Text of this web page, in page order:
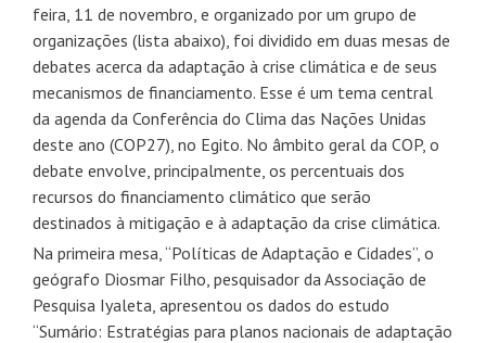
feira, 11 de novembro, e organizado por um grupo de
organizações (lista abaixo), foi dividido em duas mesas de
debates acerca da adaptação à crise climática e de seus
mecanismos de financiamento. Esse é um tema central
da agenda da Conferência do Clima das Nações Unidas
deste ano (COP27), no Egito. No âmbito geral da COP, o
debate envolve, principalmente, os percentuais dos
recursos do financiamento climático que serão
destinados à mitigação e à adaptação da crise climática.
Na primeira mesa, “Políticas de Adaptação e Cidades”, o
geógrafo Diosmar Filho, pesquisador da Associação de
Pesquisa Iyaleta, apresentou os dados do estudo
“Sumário: Estratégias para planos nacionais de adaptação